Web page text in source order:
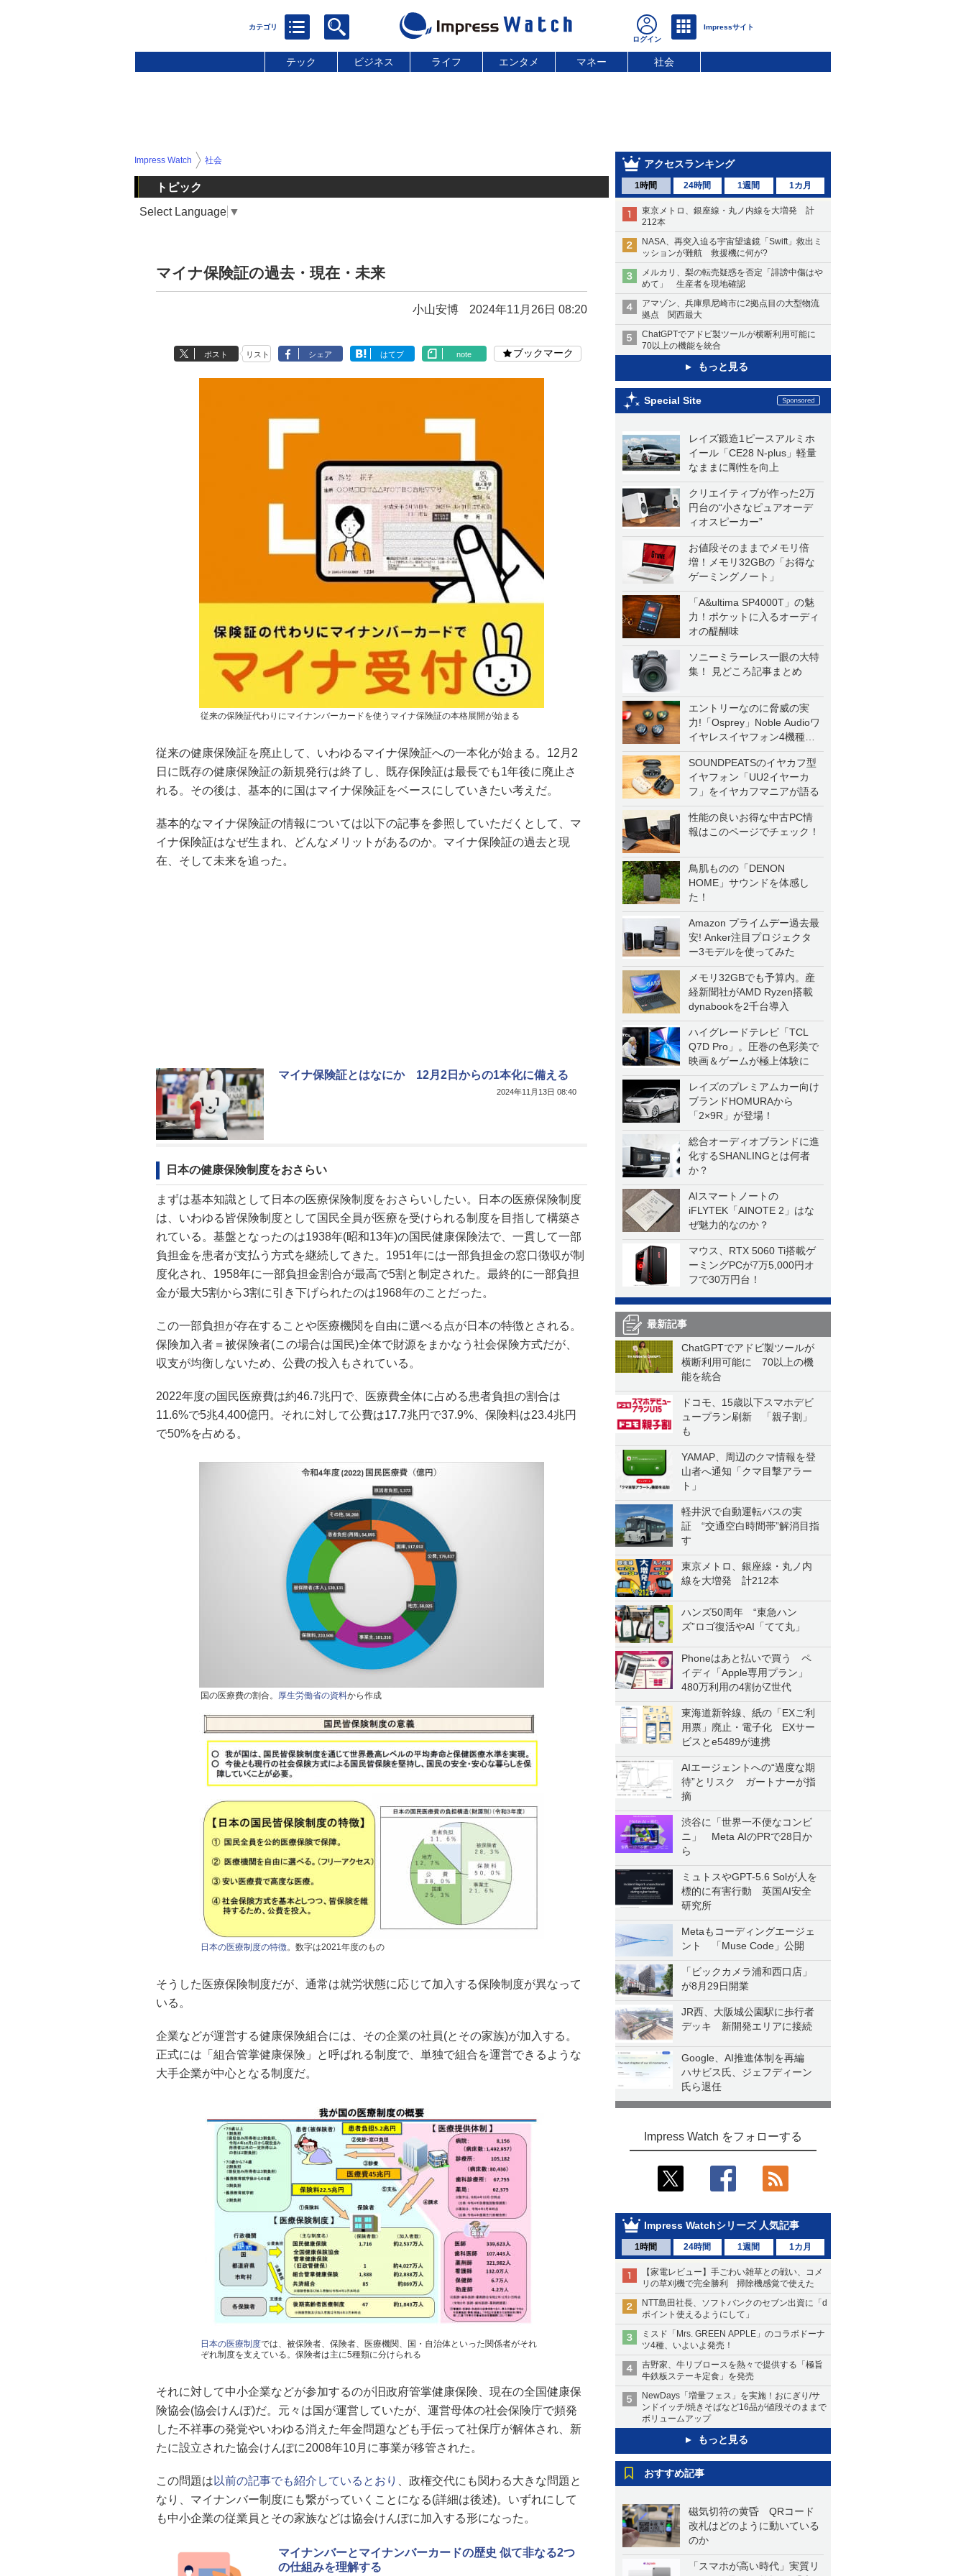
テック ビジネス ライフ エンタメ マネー 社会
アクセスランキング
1時間 24時間 1週間 1カ月
東京メトロ、銀座線・丸ノ内線を大増発 計
212本
NASA、再突入迫る宇宙望遠鏡「Swift」救出ミ
ッションが難航 救援機に何が?
メルカリ、梨の転売疑惑を否定「誹謗中傷はや
めて」 生産者を現地確認
アマゾン、兵庫県尼崎市に2拠点目の大型物流
拠点 関西最大
ChatGPTでアドビ製ツールが横断利用可能に
70以上の機能を統合
もっと見る
Special Site
レイズ鍛造1ピースアルミホ
イール「CE28 N-plus」軽量
なままに剛性を向上
クリエイティブが作った2万
円台の“小さなピュアオーデ
ィオスピーカー”
お値段そのままでメモリ倍
増！メモリ32GBの「お得な
ゲーミングノート」
「A&ultima SP4000T」の魅
力！ポケットに入るオーディ
オの醍醐味
ソニーミラーレス一眼の大特
集！ 見どころ記事まとめ
エントリーなのに脅威の実
力!「Osprey」Noble Audioワ
イヤレスイヤフォン4機種を
一気に聴く
SOUNDPEATSのイヤカフ型
イヤフォン「UU2イヤーカ
フ」をイヤカフマニアが語る
性能の良いお得な中古PC情
報はこのページでチェック！
鳥肌ものの「DENON
HOME」サウンドを体感し
た！
Amazon プライムデー過去最
安! Anker注目プロジェクタ
ー3モデルを使ってみた
メモリ32GBでも予算内。産
経新聞社がAMD Ryzen搭載
dynabookを2千台導入
ハイグレードテレビ「TCL
Q7D Pro」。圧巻の色彩美で
映画＆ゲームが極上体験に
レイズのプレミアムカー向け
ブランドHOMURAから
「2×9R」が登場！
総合オーディオブランドに進
化するSHANLINGとは何者
か？
AIスマートノートの
iFLYTEK「AINOTE 2」はな
ぜ魅力的なのか？
マウス、RTX 5060 Ti搭載ゲ
ーミングPCが7万5,000円オ
フで30万円台！
最新記事
ChatGPTでアドビ製ツールが
横断利用可能に 70以上の機
能を統合
ドコモ、15歳以下スマホデビ
ュープラン刷新 「親子割」
も
YAMAP、周辺のクマ情報を登
山者へ通知「クマ目撃アラー
ト」
軽井沢で自動運転バスの実
証 “交通空白時間帯”解消目指
す
東京メトロ、銀座線・丸ノ内
線を大増発 計212本
ハンズ50周年 “東急ハン
ズ”ロゴ復活やAI「てて丸」
Phoneはあと払いで買う ペ
イディ「Apple専用プラン」
480万利用の4割がZ世代
東海道新幹線、紙の「EXご利
用票」廃止・電子化 EXサー
ビスとe5489が連携
AIエージェントへの“過度な期
待”とリスク ガートナーが指
摘
渋谷に「世界一不便なコンビ
ニ」 Meta AIのPRで28日か
ら
ミュトスやGPT-5.6 Solが人を
標的に有害行動 英国AI安全
研究所
Metaもコーディングエージェ
ント 「Muse Code」公開
「ビックカメラ浦和西口店」
が8月29日開業
JR西、大阪城公園駅に歩行者
デッキ 新開発エリアに接続
Google、AI推進体制を再編
ハサビス氏、ジェフディーン
氏ら退任
Impress Watch をフォローする
Impress Watchシリーズ 人気記事
1時間 24時間 1週間 1カ月
【家電レビュー】手ごわい雑草との戦い、コメ
リの草刈機で完全勝利 掃除機感覚で使えた
NTT島田社長、ソフトバンクのセブン出資に「d
ポイント使えるようにして」
ミスド「Mrs. GREEN APPLE」のコラボドーナ
ツ4種、いよいよ発売！
吉野家、牛リブロースを熱々で提供する「極旨
牛鉄板ステーキ定食」を発売
NewDays「増量フェス」を実施！おにぎり/サ
ンドイッチ/焼きそばなど16品が値段そのままで
ボリュームアップ
もっと見る
おすすめ記事
磁気切符の黄昏 QRコード
改札はどのように動いている
のか
「スマホが高い時代」実質リ
Impress Watch 社会
トピック
Select Language ▼
マイナ保険証の過去・現在・未来
小山安博 2024年11月26日 08:20
ポスト リスト シェア はてブ note ブックマーク
従来の保険証代わりにマイナンバーカードを使うマイナ保険証の本格展開が始まる
従来の健康保険証を廃止して、いわゆるマイナ保険証への一本化が始まる。12月2
日に既存の健康保険証の新規発行は終了し、既存保険証は最長でも1年後に廃止さ
れる。その後は、基本的に国はマイナ保険証をベースにしていきたい考えだ。
基本的なマイナ保険証の情報については以下の記事を参照していただくとして、マ
イナ保険証はなぜ生まれ、どんなメリットがあるのか。マイナ保険証の過去と現
在、そして未来を追った。
マイナ保険証とはなにか 12月2日からの1本化に備える
2024年11月13日 08:40
日本の健康保険制度をおさらい
まずは基本知識として日本の医療保険制度をおさらいしたい。日本の医療保険制度
は、いわゆる皆保険制度として国民全員が医療を受けられる制度を目指して構築さ
れている。基盤となったのは1938年(昭和13年)の国民健康保険法で、一貫して一部
負担金を患者が支払う方式を継続してきた。1951年には一部負担金の窓口徴収が制
度化され、1958年に一部負担金割合が最高で5割と制定された。最終的に一部負担
金が最大5割から3割に引き下げられたのは1968年のことだった。
この一部負担が存在することや医療機関を自由に選べる点が日本の特徴とされる。
保険加入者＝被保険者(この場合は国民)全体で財源をまかなう社会保険方式だが、
収支が均衡しないため、公費の投入もされている。
2022年度の国民医療費は約46.7兆円で、医療費全体に占める患者負担の割合は
11.6%で5兆4,400億円。それに対して公費は17.7兆円で37.9%、保険料は23.4兆円
で50%を占める。
国の医療費の割合。 厚生労働省の資料から作成
日本の医療制度の特徴。数字は2021年度のもの
そうした医療保険制度だが、通常は就労状態に応じて加入する保険制度が異なって
いる。
企業などが運営する健康保険組合には、その企業の社員(とその家族)が加入する。
正式には「組合管掌健康保険」と呼ばれる制度で、単独で組合を運営できるような
大手企業が中心となる制度だ。
日本の医療制度では、被保険者、保険者、医療機関、国・自治体といった関係者がそれ
ぞれ制度を支えている。保険者は主に5種類に分けられる
それに対して中小企業などが参加するのが旧政府管掌健康保険、現在の全国健康保
険協会(協会けんぽ)だ。元々は国が運営していたが、運営母体の社会保険庁で頻発
した不祥事の発覚やいわゆる消えた年金問題なども手伝って社保庁が解体され、新
たに設立された協会けんぽに2008年10月に事業が移管された。
この問題は 以前の記事でも紹介しているとおり
、政権交代にも関わる大きな問題と
なり、マイナンバー制度にも繋がっていくことになる(詳細は後述)。いずれにして
も中小企業の従業員とその家族などは協会けんぽに加入する形になった。
マイナンバーとマイナンバーカードの歴史 似て非なる2つ
の仕組みを理解する